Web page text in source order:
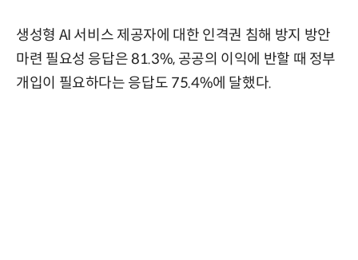
생성형 AI 서비스 제공자에 대한 인격권 침해 방지 방안
마련 필요성 응답은 81.3%, 공공의 이익에 반할 때 정부
개입이 필요하다는 응답도 75.4%에 달했다.